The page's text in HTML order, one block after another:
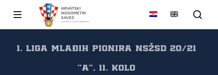
1. liga mlađih pionira NSŽSD 20/21
"A", 11. kolo